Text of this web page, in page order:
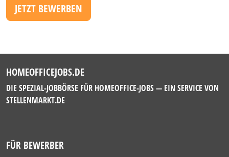
JETZT BEWERBEN
HOMEOFFICEJOBS.DE
DIE SPEZIAL-JOBBÖRSE FÜR HOMEOFFICE-JOBS — EIN SERVICE VON
STELLENMARKT.DE
FÜR BEWERBER